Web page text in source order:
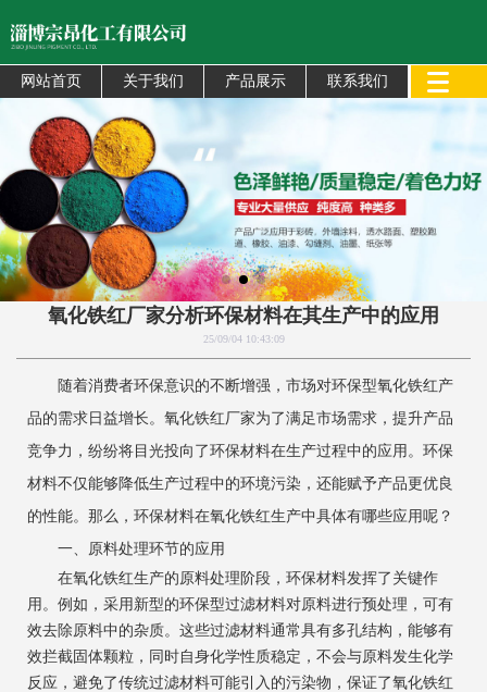
网站首页 关于我们 产品展示 联系我们
氧化铁红厂家分析环保材料在其生产中的应用
25/09/04 10:43:09
随着消费者环保意识的不断增强，市场对环保型氧化铁红产
品的需求日益增长。氧化铁红厂家为了满足市场需求，提升产品
竞争力，纷纷将目光投向了环保材料在生产过程中的应用。环保
材料不仅能够降低生产过程中的环境污染，还能赋予产品更优良
的性能。那么，环保材料在氧化铁红生产中具体有哪些应用呢？
一、原料处理环节的应用
在氧化铁红生产的原料处理阶段，环保材料发挥了关键作
用。例如，采用新型的环保型过滤材料对原料进行预处理，可有
效去除原料中的杂质。这些过滤材料通常具有多孔结构，能够有
效拦截固体颗粒，同时自身化学性质稳定，不会与原料发生化学
反应，避免了传统过滤材料可能引入的污染物，保证了氧化铁红